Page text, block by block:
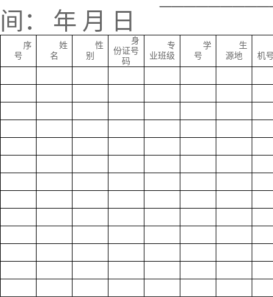
间：
年 月 日
序
号
姓
名
性
别
身
份证号
码
专
业班级
学
号
生
源地
机